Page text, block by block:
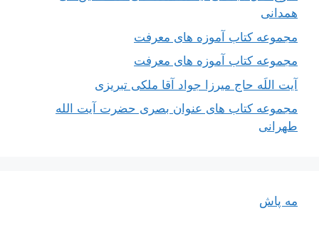
همدانی
مجموعه کتاب آموزه های معرفت
مجموعه کتاب آموزه های معرفت
آیت اللَه حاج میرزا جواد آقا ملکی تبریزی
مجموعه کتاب های عنوان بصری حضرت آیت الله
طهرانی
مه پاش